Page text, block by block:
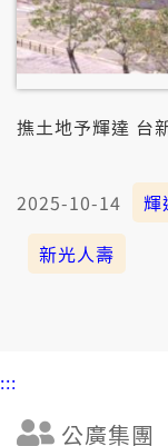
撨土地予輝達 台
2025-10-14 輝
新光人壽
:::
公廣集團